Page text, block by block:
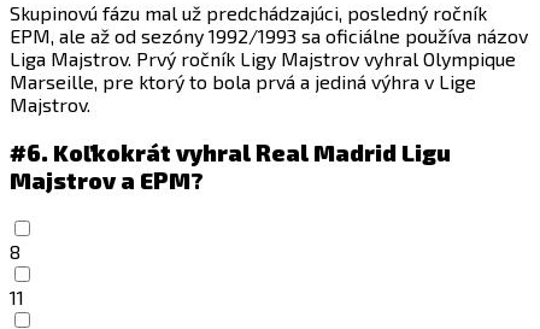
Skupinovú fázu mal už predchádzajúci, posledný ročník
EPM, ale až od sezóny 1992/1993 sa oficiálne používa názov
Liga Majstrov. Prvý ročník Ligy Majstrov vyhral Olympique
Marseille, pre ktorý to bola prvá a jediná výhra v Lige
Majstrov.
#6. Koľkokrát vyhral Real Madrid Ligu
Majstrov a EPM?
8
11